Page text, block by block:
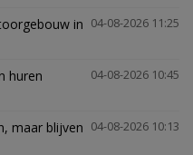
04-08-2026 11:25
in
04-08-2026 10:45
huren
04-08-2026 10:13
maar blijven